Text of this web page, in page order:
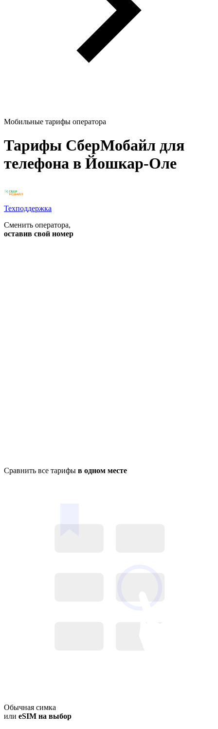
Мобильные тарифы оператора
Тарифы СберМобайл для
телефона в Йошкар-Оле
Техподдержка
Сменить оператора,
оставив свой номер
Сравнить все тарифы в одном месте
Обычная симка
или eSIM на выбор